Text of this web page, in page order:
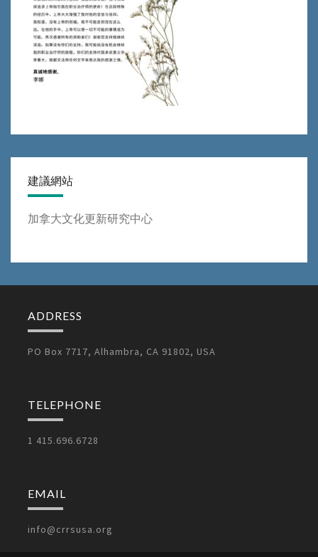
建議網站
加拿大文化更新研究中心
ADDRESS
PO Box 7717, Alhambra, CA 91802, USA
TELEPHONE
1 415.696.6728
EMAIL
info@crrsusa.org